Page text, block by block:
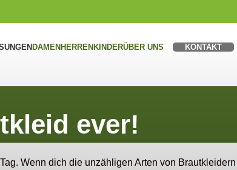
DAMEN HERREN KINDERÜBER UNS KONTAKT
ever!
Wenn dich die unzähligen Arten von